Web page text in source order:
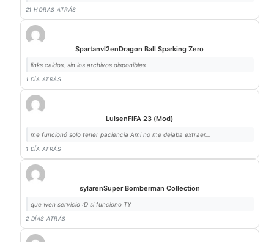
21 HORAS ATRÁS
Spartanvl2enDragon Ball Sparking Zero
links caidos, sin los archivos disponibles
1 DÍA ATRÁS
LuisenFIFA 23 (Mod)
me funcionó solo tener paciencia Ami no me dejaba extraer...
1 DÍA ATRÁS
sylarenSuper Bomberman Collection
que wen servicio :D si funciono TY
2 DÍAS ATRÁS